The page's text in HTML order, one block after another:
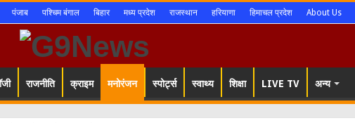
पंजाब पश्चिम बंगाल बिहार मध्य प्रदेश राजस्थान हरियाणा हिमाचल प्रदेश About Us
राजनीति क्राइम मनोरंजन स्पोर्ट्स स्वाथ्य शिक्षा LIVE TV अन्य